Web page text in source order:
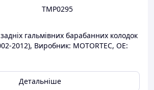
TMP0295
гальмівних барабанних колодок
2012), Виробник: MOTORTEC, OE:
Детальніше